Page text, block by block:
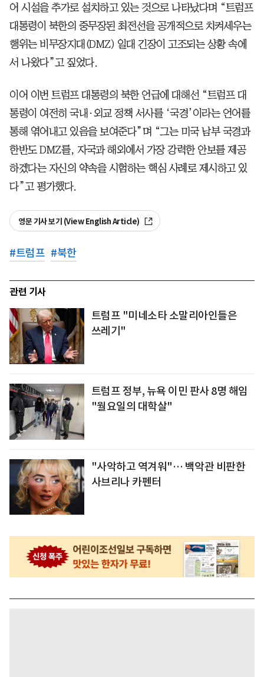
어 시설을 추가로 설치하고 있는 것으로 나타났다며 “트럼프
대통령이 북한의 중무장된 최전선을 공개적으로 치켜세우는
행위는 비무장지대(DMZ) 일대 긴장이 고조되는 상황 속에
서 나왔다”고 짚었다.
이어 이번 트럼프 대통령의 북한 언급에 대해선 “트럼프 대
통령이 여전히 국내·외교 정책 서사를 ‘국경’이라는 언어를
통해 엮어내고 있음을 보여준다”며 “그는 미국 남부 국경과
한반도 DMZ를, 자국과 해외에서 가장 강력한 안보를 제공
하겠다는 자신의 약속을 시험하는 핵심 사례로 제시하고 있
다”고 평가했다.
영문 기사 보기 (View English Article)
#트럼프 #북한
관련 기사
트럼프 "미네소타 소말리아인들은
쓰레기"
트럼프 정부, 뉴욕 이민 판사 8명 해임
"월요일의 대학살"
"사악하고 역겨워"… 백악관 비판한
사브리나 카펜터